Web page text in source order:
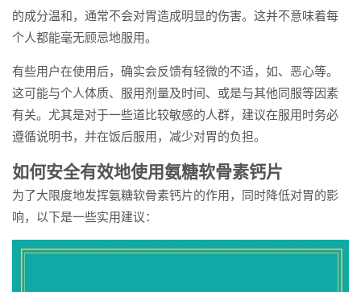
的成分温和，通常不会对胃造成明显的伤害。这并不意味着每
个人都能毫无顾忌地服用。
有些用户在使用后，确实会反馈有轻微的不适，如、恶心等。
这可能与个人体质、服用剂量及时间、或是与其他同服等因素
有关。尤其是对于一些道比较敏感的人群，建议在服用时务必
遵循说明书，并在饭后服用，减少对胃的负担。
如何安全有效地使用氨糖软骨素钙片
为了大限度地发挥氨糖软骨素钙片的作用，同时降低对胃的影
响，以下是一些实用建议：